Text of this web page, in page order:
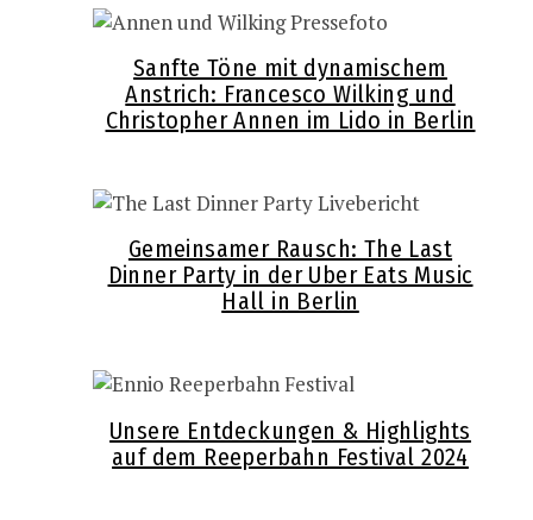
Sanfte Töne mit dynamischem
Anstrich: Francesco Wilking und
Christopher Annen im Lido in Berlin
Gemeinsamer Rausch: The Last
Dinner Party in der Uber Eats Music
Hall in Berlin
Unsere Entdeckungen & Highlights
auf dem Reeperbahn Festival 2024